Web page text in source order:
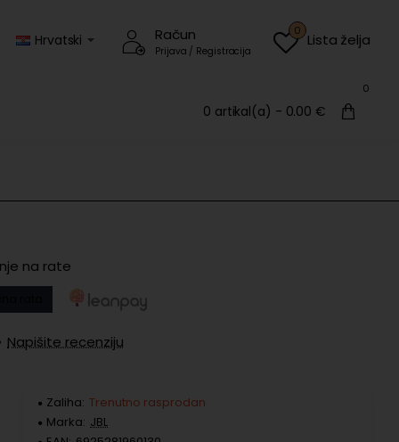
Hrvatski Račun
Prijava / Registracija
Lista želja
0
0 artikal(a) - 0.00 €
0
na rate
Napišite recenziju
Zaliha: Trenutno rasprodan
Marka: JBL